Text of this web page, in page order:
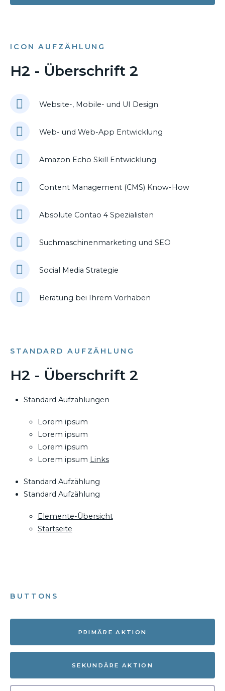
ICON AUFZÄHLUNG
H2 - Überschrift 2
Website-, Mobile- und UI Design
Web- und Web-App Entwicklung
Amazon Echo Skill Entwicklung
Content Management (CMS) Know-How
Absolute Contao 4 Spezialisten
Suchmaschinenmarketing und SEO
Social Media Strategie
Beratung bei Ihrem Vorhaben
STANDARD AUFZÄHLUNG
H2 - Überschrift 2
Standard Aufzählungen
Lorem ipsum
Lorem ipsum
Lorem ipsum
Lorem ipsum Links
Standard Aufzählung
Standard Aufzählung
Elemente-Übersicht
Startseite
BUTTONS
PRIMÄRE AKTION
SEKUNDÄRE AKTION